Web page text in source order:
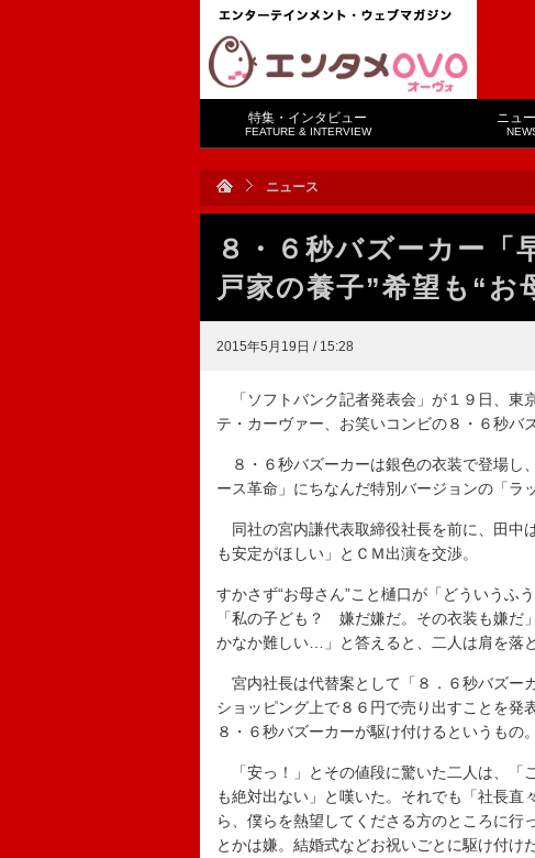
特集・インタビュー
FEATURE & INTERVIEW
ニュ
ニュース
８・６秒バズーカー
戸家の養子”希望も“お
2015年5月19日 / 15:28
「ソフトバンク記者発表会」が１９日、東
テ・カーヴァー、お笑いコンビの８・６秒バ
８・６秒バズーカーは銀色の衣装で登場し
ース革命」にちなんだ特別バージョンの「ラ
同社の宮内謙代表取締役社長を前に、田中
も安定がほしい」とＣＭ出演を交渉。
すかさず“お母さん”こと樋口が「どういうふ
「私の子ども？ 嫌だ嫌だ。その衣装も嫌だ
かなか難しい…」と答えると、二人は肩を落と
宮内社長は代替案として「８．６秒バズー
ショッピング上で８６円で売り出すことを発
８・６秒バズーカーが駆け付けるというもの。
「安っ！」とその値段に驚いた二人は、「
も絶対出ない」と嘆いた。それでも「社長直
ら、僕らを熱望してくださる方のところに行
とかは嫌。結婚式などお祝いごとに駆け付け